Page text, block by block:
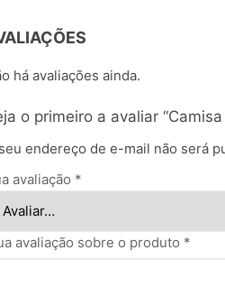
há avaliações ainda.
o primeiro a avaliar
endereço de e-mail não será
avaliação *
avaliação sobre o produto *